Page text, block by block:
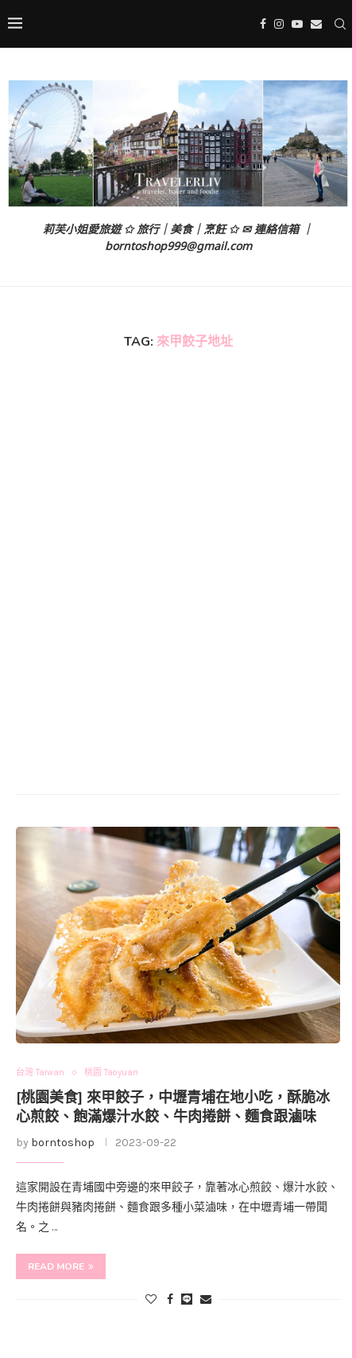
莉芙小姐愛旅遊 ✩ 旅行｜美食｜烹飪 ✩ ✉ 連絡信箱 ｜
borntoshop999@gmail.com
TAG: 來甲餃子地址
台灣 Taiwan 桃園 Taoyuan
[桃園美食] 來甲餃子，中壢青埔在地小吃，酥脆冰
心煎餃、飽滿爆汁水餃、牛肉捲餅、麵食跟滷味
by borntoshop 2023-09-22
這家開設在青埔國中旁邊的來甲餃子，靠著冰心煎餃、爆汁水餃、
牛肉捲餅與豬肉捲餅、麵食跟多種小菜滷味，在中壢青埔一帶聞
名。之 …
READ MORE